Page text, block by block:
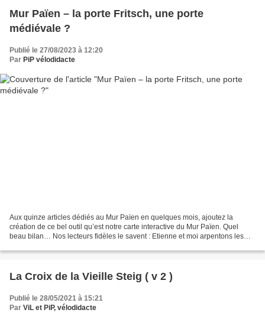
Mur Païen – la porte Fritsch, une porte
médiévale ?
Publié le 27/08/2023 à 12:20
Par PiP vélodidacte
Aux quinze articles dédiés au Mur Païen en quelques mois, ajoutez la
création de ce bel outil qu’est notre carte interactive du Mur Païen. Quel
beau bilan… Nos lecteurs fidèles le savent : Etienne et moi arpentons les
La Croix de la Vieille Steig ( v 2 )
Publié le 28/05/2021 à 15:21
Par ViL et PiP, vélodidacte